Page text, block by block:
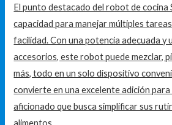
El punto destacado del robot de cocina
capacidad para manejar múltiples
facilidad. Con una potencia adecuada y
accesorios, este robot puede mezclar,
más, todo en un solo dispositivo
convierte en una excelente adición
aficionado que busca simplificar sus
alimentos.